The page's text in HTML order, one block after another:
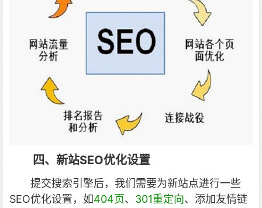
四、新站SEO优化设置
提交搜索引擎后，我们需要为新站点进行一些
SEO优化设置，如404页、 301重定向、添加友情链